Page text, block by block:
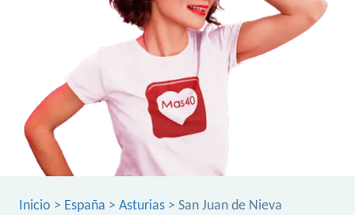
Inicio > España > Asturias > San Juan de Nieva